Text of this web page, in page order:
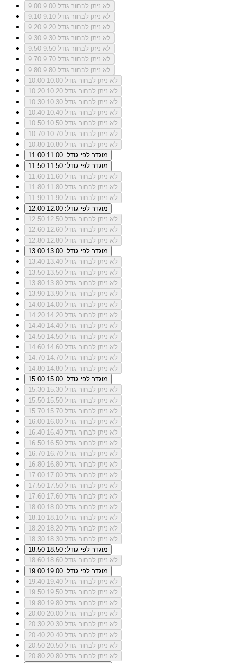
9.00
לא ניתן לבחור גודל 9.00
9.10
לא ניתן לבחור גודל 9.10
9.20
לא ניתן לבחור גודל 9.20
9.30
לא ניתן לבחור גודל 9.30
9.50
לא ניתן לבחור גודל 9.50
9.70
לא ניתן לבחור גודל 9.70
9.80
לא ניתן לבחור גודל 9.80
10.00
לא ניתן לבחור גודל 10.00
10.20
לא ניתן לבחור גודל 10.20
10.30
לא ניתן לבחור גודל 10.30
10.40
לא ניתן לבחור גודל 10.40
10.50
לא ניתן לבחור גודל 10.50
10.70
לא ניתן לבחור גודל 10.70
10.80
לא ניתן לבחור גודל 10.80
11.00
מוגדר לפי גודל: 11.00
11.50
מוגדר לפי גודל: 11.50
11.60
לא ניתן לבחור גודל 11.60
11.80
לא ניתן לבחור גודל 11.80
11.90
לא ניתן לבחור גודל 11.90
12.00
מוגדר לפי גודל: 12.00
12.50
לא ניתן לבחור גודל 12.50
12.60
לא ניתן לבחור גודל 12.60
12.80
לא ניתן לבחור גודל 12.80
13.00
מוגדר לפי גודל: 13.00
13.40
לא ניתן לבחור גודל 13.40
13.50
לא ניתן לבחור גודל 13.50
13.80
לא ניתן לבחור גודל 13.80
13.90
לא ניתן לבחור גודל 13.90
14.00
לא ניתן לבחור גודל 14.00
14.20
לא ניתן לבחור גודל 14.20
14.40
לא ניתן לבחור גודל 14.40
14.50
לא ניתן לבחור גודל 14.50
14.60
לא ניתן לבחור גודל 14.60
14.70
לא ניתן לבחור גודל 14.70
14.80
לא ניתן לבחור גודל 14.80
15.00
מוגדר לפי גודל: 15.00
15.30
לא ניתן לבחור גודל 15.30
15.50
לא ניתן לבחור גודל 15.50
15.70
לא ניתן לבחור גודל 15.70
16.00
לא ניתן לבחור גודל 16.00
16.40
לא ניתן לבחור גודל 16.40
16.50
לא ניתן לבחור גודל 16.50
16.70
לא ניתן לבחור גודל 16.70
16.80
לא ניתן לבחור גודל 16.80
17.00
לא ניתן לבחור גודל 17.00
17.50
לא ניתן לבחור גודל 17.50
17.60
לא ניתן לבחור גודל 17.60
18.00
לא ניתן לבחור גודל 18.00
18.10
לא ניתן לבחור גודל 18.10
18.20
לא ניתן לבחור גודל 18.20
18.30
לא ניתן לבחור גודל 18.30
18.50
מוגדר לפי גודל: 18.50
18.60
לא ניתן לבחור גודל 18.60
19.00
מוגדר לפי גודל: 19.00
19.40
לא ניתן לבחור גודל 19.40
19.50
לא ניתן לבחור גודל 19.50
19.80
לא ניתן לבחור גודל 19.80
20.00
לא ניתן לבחור גודל 20.00
20.30
לא ניתן לבחור גודל 20.30
20.40
לא ניתן לבחור גודל 20.40
20.50
לא ניתן לבחור גודל 20.50
20.80
לא ניתן לבחור גודל 20.80